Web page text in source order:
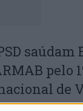
saúdam
pelo
de